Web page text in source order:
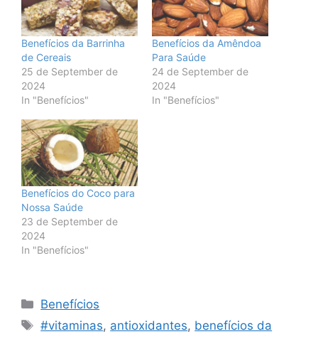
Benefícios da Barrinha
de Cereais
25 de September de
2024
In "Benefícios"
Benefícios da Amêndoa
Para Saúde
24 de September de
2024
In "Benefícios"
Benefícios do Coco para
Nossa Saúde
23 de September de
2024
In "Benefícios"
Categories
Benefícios
Tags
#vitaminas, antioxidantes, benefícios da